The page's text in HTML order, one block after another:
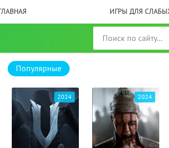
ИГРЫ ДЛЯ
Популярные
2024 2024